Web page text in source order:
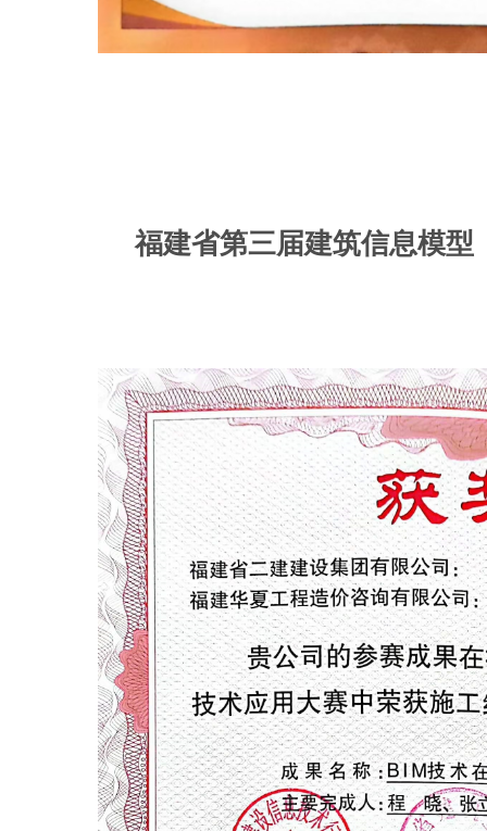
福建省第三届建筑信息模